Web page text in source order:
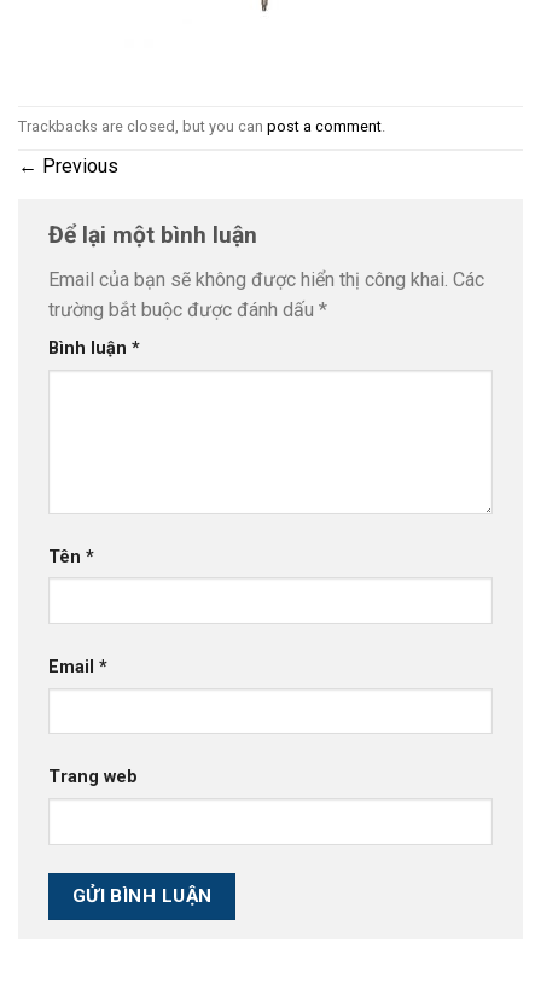
Trackbacks are closed, but you can post a comment.
← Previous
Để lại một bình luận
Email của bạn sẽ không được hiển thị công khai. Các
trường bắt buộc được đánh dấu *
Bình luận *
Tên *
Email *
Trang web